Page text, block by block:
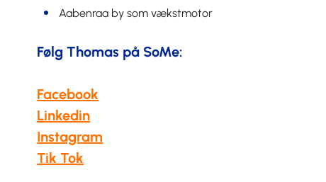
Aabenraa by som vækstmotor
Følg Thomas på SoMe:
Facebook
Linkedin
Instagram
Tik Tok